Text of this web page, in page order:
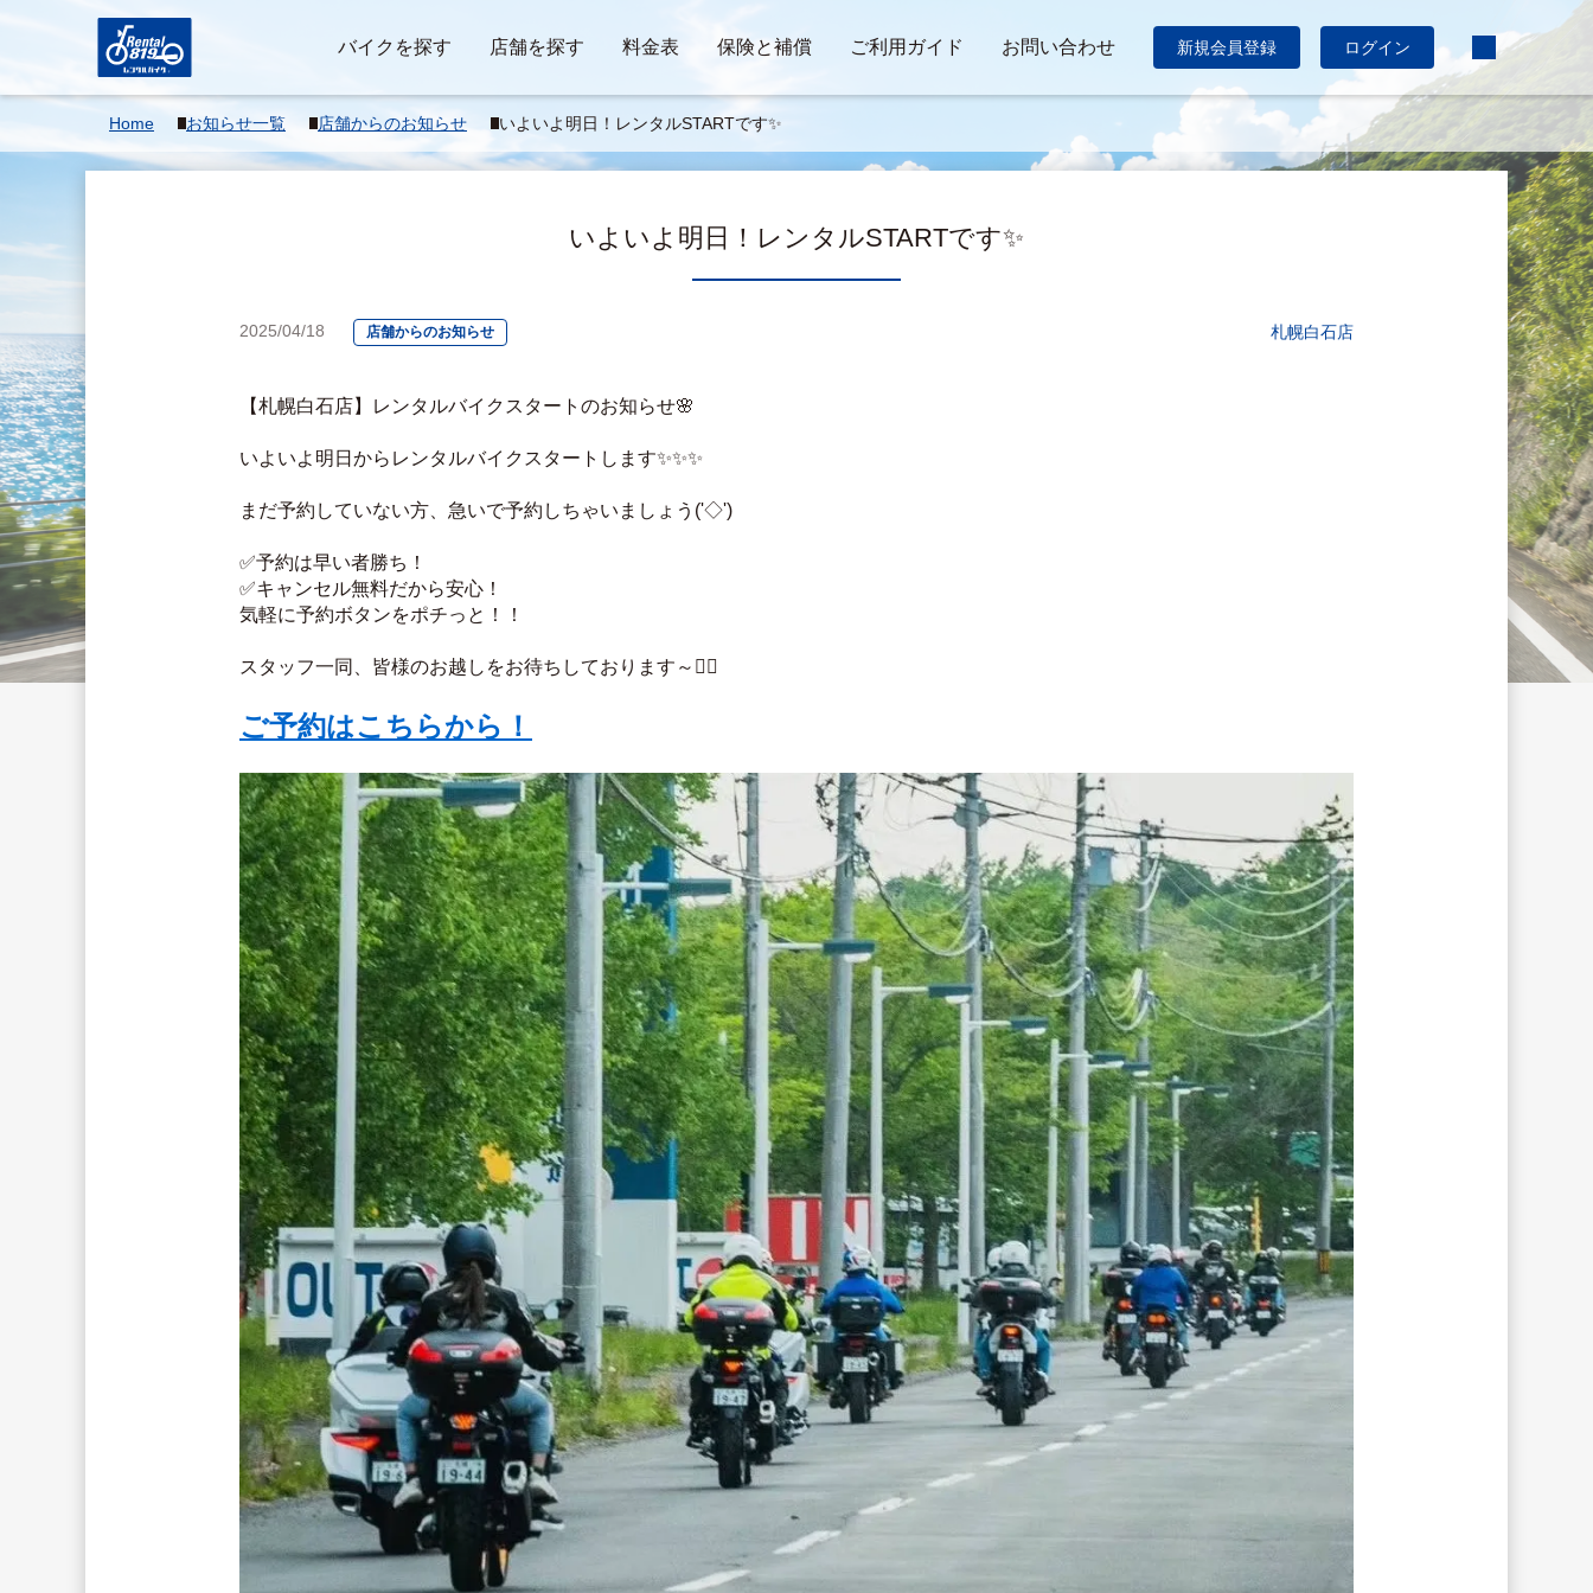
バイクを探す 店舗を探す 料金表 保険と補償 ご利用ガイド お問い合わせ 新規会員登録 ログイン
Home お知らせ一覧 店舗からのお知らせ いよいよ明日！レンタルSTARTです✨
いよいよ明日！レンタルSTARTです✨
2025/04/18 店舗からのお知らせ 札幌白石店
【札幌白石店】レンタルバイクスタートのお知らせ🌸
いよいよ明日からレンタルバイクスタートします✨✨✨
まだ予約していない方、急いで予約しちゃいましょう('◇')ゞ
✅予約は早い者勝ち！
✅キャンセル無料だから安心！
気軽に予約ボタンをポチっと！！
スタッフ一同、皆様のお越しをお待ちしております～❤️‍🔥
ご予約はこちらから！